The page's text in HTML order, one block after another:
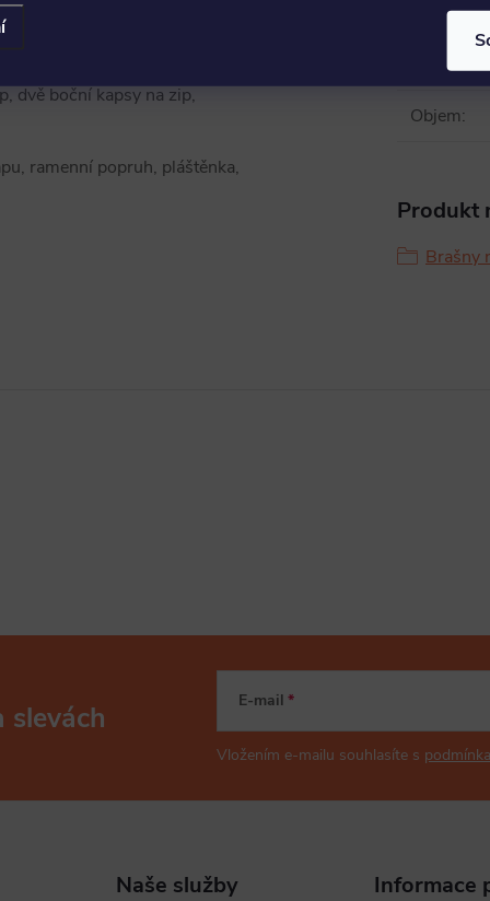
8) pro ø25.4, ø28.6 a ø31.8
dvě boční kapsy na zip,
ramenní popruh, pláštěnka,
Materiál:
Rozměry:
Objem:
Produkt
Brašny
slevách E-mail
Vložením e-mailu souhlasíte s
Naše služby Informace